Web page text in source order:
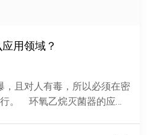
用领域？
，且对人有毒，所以必须在密
。 环氧乙烷灭菌器的应